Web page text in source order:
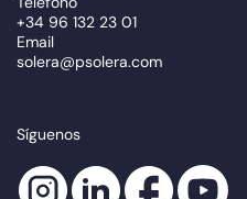
+34 96 132 23 01
Email
solera@psolera.com
Síguenos